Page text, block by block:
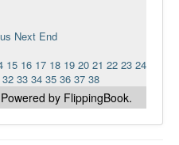
Next End
15 16 17 18 19 20 21 22 23 24
32 33 34 35 36 37 38
by FlippingBook.